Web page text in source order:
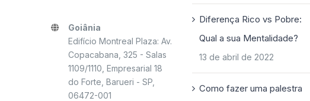
Goiânia
Edifício Montreal Plaza: Av.
Copacabana, 325 - Salas
1109/1110, Empresarial 18
do Forte, Barueri - SP,
06472-001
Diferença Rico vs Pobre:
Qual a sua Mentalidade?
13 de abril de 2022
Como fazer uma palestra